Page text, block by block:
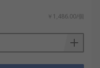
￥1,486.00/個